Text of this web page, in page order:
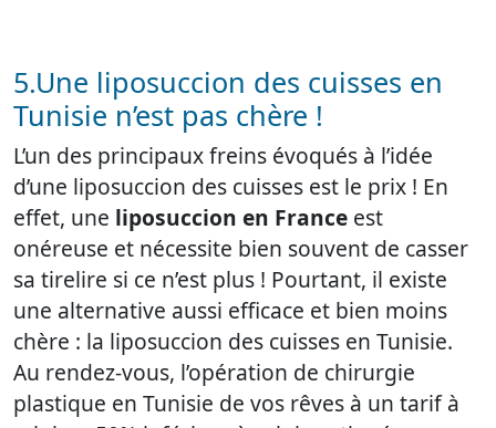
5.Une liposuccion des cuisses en
Tunisie n’est pas chère !
L’un des principaux freins évoqués à l’idée
d’une liposuccion des cuisses est le prix ! En
effet, une liposuccion en France est
onéreuse et nécessite bien souvent de casser
sa tirelire si ce n’est plus ! Pourtant, il existe
une alternative aussi efficace et bien moins
chère : la liposuccion des cuisses en Tunisie.
Au rendez-vous, l’opération de chirurgie
plastique en Tunisie de vos rêves à un tarif à